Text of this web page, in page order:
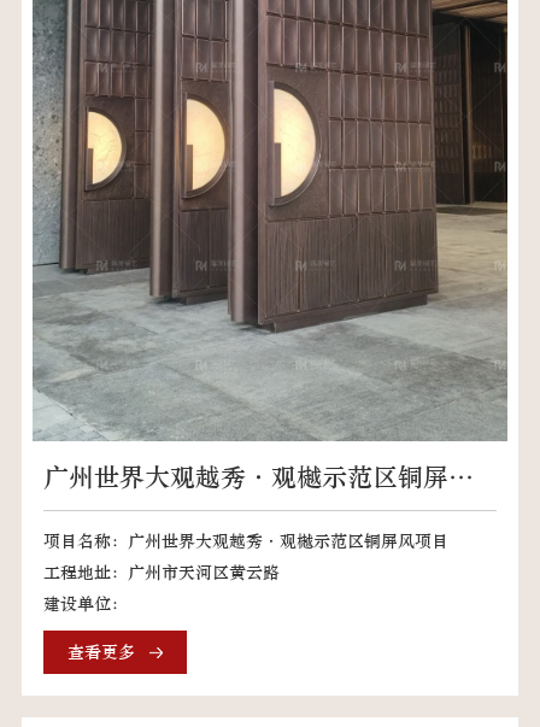
广州世界大观越秀·观樾示范区铜屏风
项目
项目名称：广州世界大观越秀·观樾示范区铜屏风项目
工程地址：广州市天河区黄云路
建设单位：
查看更多